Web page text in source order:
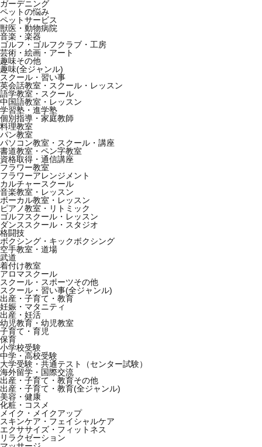
ガーデニング
ペットの悩み
ペットサービス
獣医・動物病院
音楽・楽器
ゴルフ・ゴルフクラブ・工房
芸術・絵画・アート
趣味その他
趣味(全ジャンル)
スクール・習い事
英会話教室・スクール・レッスン
語学教室・スクール
中国語教室・レッスン
学習塾・進学塾
個別指導・家庭教師
料理教室
パン教室
パソコン教室・スクール・講座
書道教室・ペン字教室
資格取得・通信講座
フラワー教室
フラワーアレンジメント
カルチャースクール
音楽教室・レッスン
ボーカル教室・レッスン
ピアノ教室・リトミック
ゴルフスクール・レッスン
ダンススクール・スタジオ
格闘技
ボクシング・キックボクシング
空手教室・道場
武道
着付け教室
アロマスクール
スクール・スポーツその他
スクール・習い事(全ジャンル)
出産・子育て・教育
妊娠・マタニティ
出産・妊活
幼児教育・幼児教室
子育て・育児
保育
小学校受験
中学・高校受験
大学受験・共通テスト（センター試験）
海外留学・国際交流
出産・子育て・教育その他
出産・子育て・教育(全ジャンル)
美容・健康
化粧・コスメ
メイク・メイクアップ
スキンケア・フェイシャルケア
エクササイズ・フィットネス
リラクゼーション